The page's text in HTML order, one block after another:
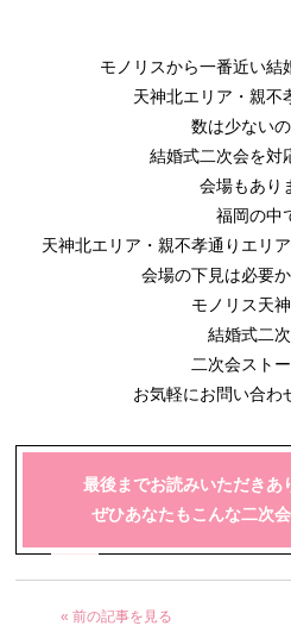
モノリスから一番近い結
天神北エリア・親不
数は少ない
結婚式二次会を対
会場もあり
福岡の中
天神北エリア・親不孝通りエリ
会場の下見は必要か
モノリス天
結婚式二
二次会スト
お気軽にお問い合わ
最後までお読みいただきあ
ぜひあなたもこんな二次
« 前の記事を見る